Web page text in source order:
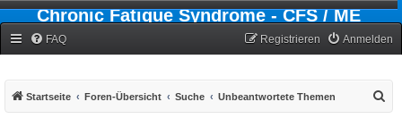
Chronic Fatigue Syndrome - CFS / ME
FAQ Anmelden
Registrieren
Startseite Foren-Übersicht Suche Unbeantwortete Themen